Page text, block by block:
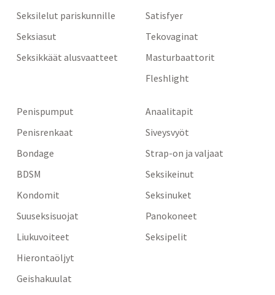
Seksilelut pariskunnille
Seksiasut
Seksikkäät alusvaatteet
Satisfyer
Tekovaginat
Masturbaattorit
Fleshlight
Penispumput
Penisrenkaat
Bondage
BDSM
Kondomit
Suuseksisuojat
Liukuvoiteet
Hierontaöljyt
Geishakuulat
Anaalitapit
Siveysvyöt
Strap-on ja valjaat
Seksikeinut
Seksinuket
Panokoneet
Seksipelit